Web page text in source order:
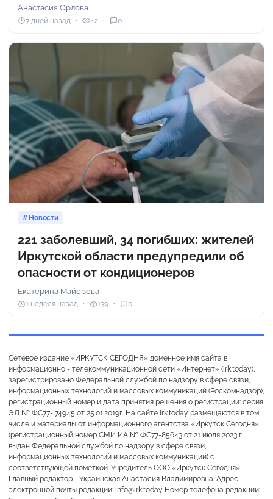
Анастасия Орлова
7 дней назад 42 0
Новости
221 заболевший, 34 погибших: жителей
Иркутской области предупредили об
опасности от кондиционеров
Екатерина Майорова
1 неделя назад 139 0
Сетевое издание «ИРКУТСК СЕГОДНЯ» доменное имя сайта в
информационно - телекоммуникационной сети «Интернет» (irk.today),
зарегистрировано Федеральной службой по надзору в сфере связи,
информационных технологий и массовых коммуникаций (Роскомнадзор),
регистрационный номер и дата принятия решения о регистрации: серия
ЭЛ № ФС77- 74945 от 25.01.2019г. На сайте irk.today размещаются в том
числе и материалы от информационного агентства «Иркутск Сегодня»
(регистрационный номер СМИ ИА № ФС77-85643 от 21 июля 2023 г.,
выдан Федеральной службой по надзору в сфере связи,
информационных технологий и массовых коммуникаций) с
соответствующей пометкой. Учредитель ООО «Иркутск Сегодня».
Главный редактор - Украинская Анастасия Владимировна. Адрес
электронной почты редакции: info@irk.today Номер телефона редакции: